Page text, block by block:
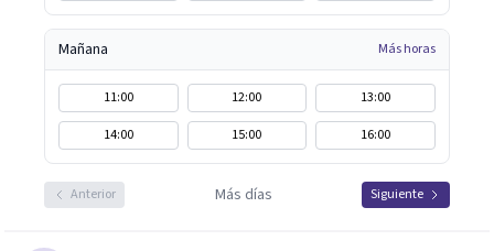
Mañana Más horas
11:00 12:00
13:00
14:00
15:00 16:00
Anterior Más días Siguiente